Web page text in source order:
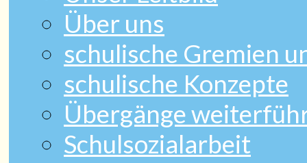
Über uns
schulische Gremien
schulische Konzepte
Übergänge
Schulsozialarbeit